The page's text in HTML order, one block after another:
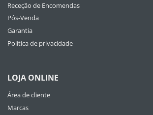
Receção de Encomendas
Pós-Venda
Garantia
Política de privacidade
LOJA ONLINE
Área de cliente
Marcas